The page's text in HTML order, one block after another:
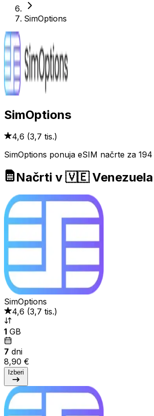
SimOptions
SimOptions
4,6 (3,7 tis.)
SimOptions ponuja eSIM načrte za
Načrti v 🇻🇪 Venezuela
SimOptions
4,6 (3,7 tis.)
1 GB
7 dni
8,90 €
Izberi